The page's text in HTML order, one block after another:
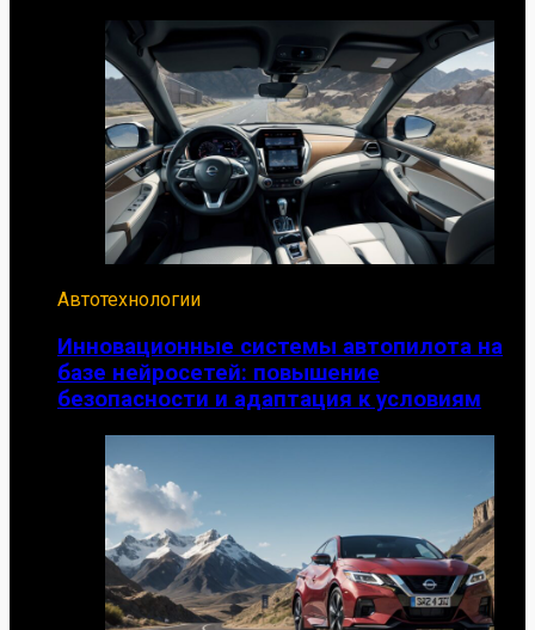
Автотехнологии
Инновационные системы автопилота на
базе нейросетей: повышение
безопасности и адаптация к условиям